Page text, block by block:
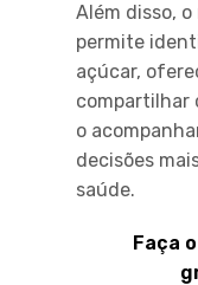
Além disso,
permite
açúcar,
compartilhar
o
decisões
saúde.
Faça